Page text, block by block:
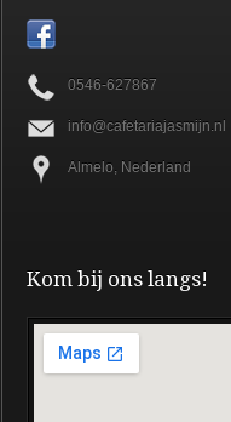
0546-627867
info@cafetariajasmijn.nl
Almelo, Nederland
Kom bij ons langs!